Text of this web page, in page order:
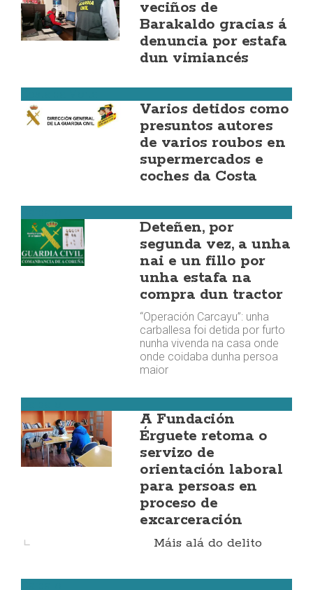
veciños de
Barakaldo gracias á
denuncia por estafa
dun vimiancés
Varios detidos como
presuntos autores
de varios roubos en
supermercados e
coches da Costa
Deteñen, por
segunda vez, a unha
nai e un fillo por
unha estafa na
compra dun tractor
“Operación Carcayu”: unha
carballesa foi detida por furto
nunha vivenda na casa onde
onde coidaba dunha persoa
maior
A Fundación
Érguete retoma o
servizo de
orientación laboral
para persoas en
proceso de
excarceración
Máis alá do delito